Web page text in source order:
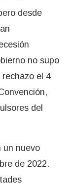
desde
no supo
el 4
del
un nuevo
de 2022.